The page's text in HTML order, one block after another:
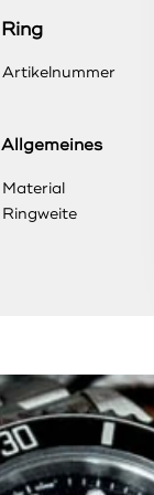
Ring
Artikelnummer
Allgemeines
Material
Ringweite